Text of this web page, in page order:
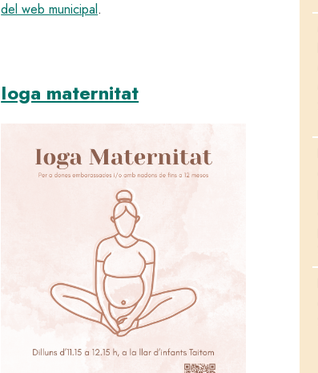
del web municipal.
Ioga maternitat